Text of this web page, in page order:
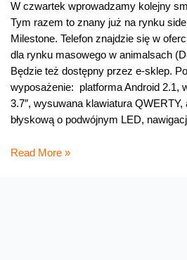
W czwartek wprowadzamy kolejny
Tym razem to znany już na rynku
Milestone. Telefon znajdzie się w
dla rynku masowego w animalsach
Będzie też dostępny przez e-sklep.
wyposażenie: platforma Android 2.1,
3.7″, wysuwana klawiatura
błyskową o podwójnym LED,
Side
Read More »